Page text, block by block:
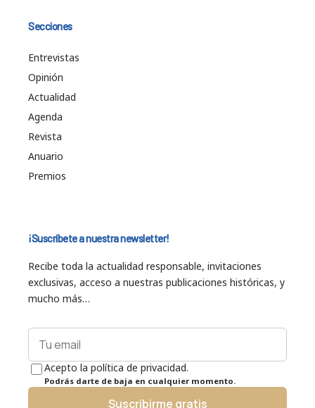
Secciones
Entrevistas
Opinión
Actualidad
Agenda
Revista
Anuario
Premios
¡Suscríbete a nuestra newsletter!
Recibe toda la actualidad responsable, invitaciones
exclusivas, acceso a nuestras publicaciones históricas, y
mucho más…
Acepto la política de privacidad.
Podrás darte de baja en cualquier momento.
Suscribirme gratis